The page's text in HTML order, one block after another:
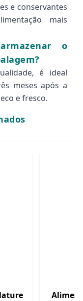
e conservantes
mais
o
é ideal
meses após a
e fresco.